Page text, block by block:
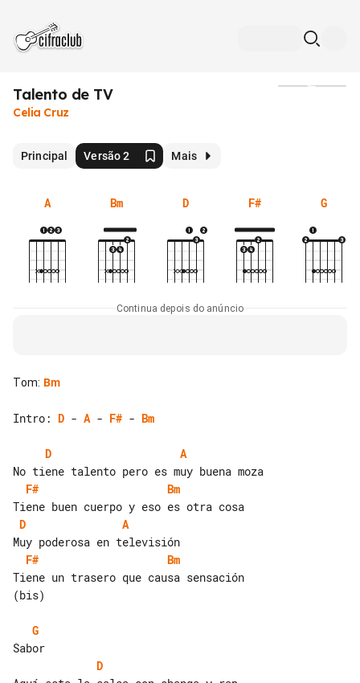
Talento de TV
Celia Cruz
Principal Versão 2 Mais
A Bm D F# G
Continua depois do anúncio
Tom: Bm
Intro: D - A - F# - Bm
D
A
F#
Bm
D
A
F#
Bm
Tiene un trasero que causa sensación
(bis)
G
D